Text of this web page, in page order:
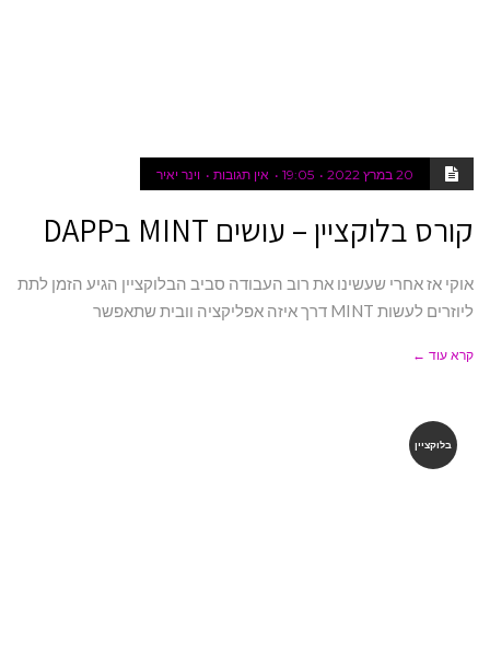
20 במרץ 2022 19:05 אין תגובות וינר יאיר
קורס בלוקציין – עושים MINT בDAPP
אוקי אז אחרי שעשינו את רוב העבודה סביב הבלוקציין הגיע הזמן לתת
ליוזרים לעשות MINT דרך איזה אפליקציה וובית שתאפשר
קרא עוד ←
בלוקציין